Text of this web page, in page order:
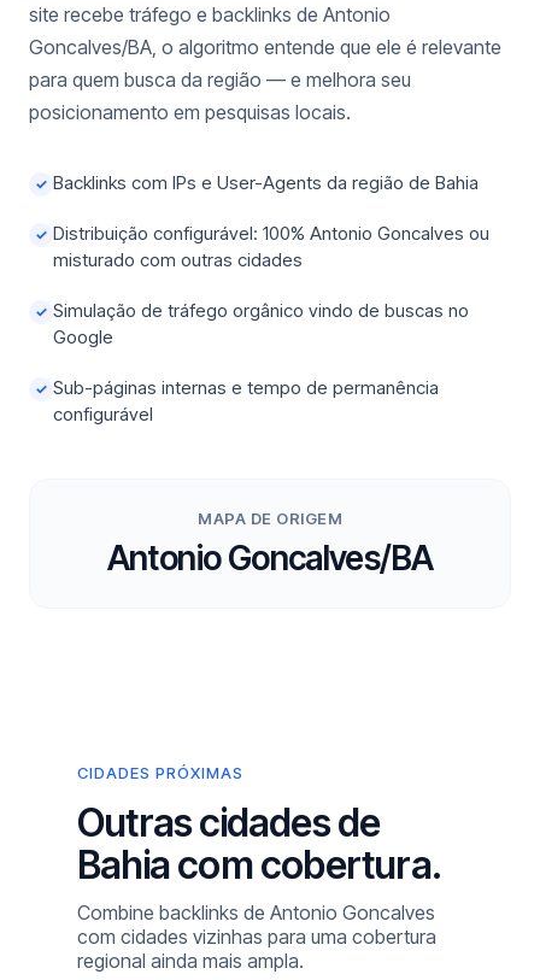
site recebe tráfego e backlinks de Antonio
Goncalves/BA, o algoritmo entende que ele é relevante
para quem busca da região — e melhora seu
posicionamento em pesquisas locais.
✓ Backlinks com IPs e User-Agents da região de Bahia
✓ Distribuição configurável: 100% Antonio Goncalves ou
misturado com outras cidades
✓ Simulação de tráfego orgânico vindo de buscas no
Google
✓ Sub-páginas internas e tempo de permanência
configurável
MAPA DE ORIGEM
Antonio Goncalves/BA
CIDADES PRÓXIMAS
Outras cidades de
Bahia com cobertura.
Combine backlinks de Antonio Goncalves
com cidades vizinhas para uma cobertura
regional ainda mais ampla.